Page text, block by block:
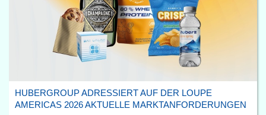
HUBERGROUP ADRESSIERT AUF DER LOUPE
AMERICAS 2026 AKTUELLE MARKTANFORDERUNGEN